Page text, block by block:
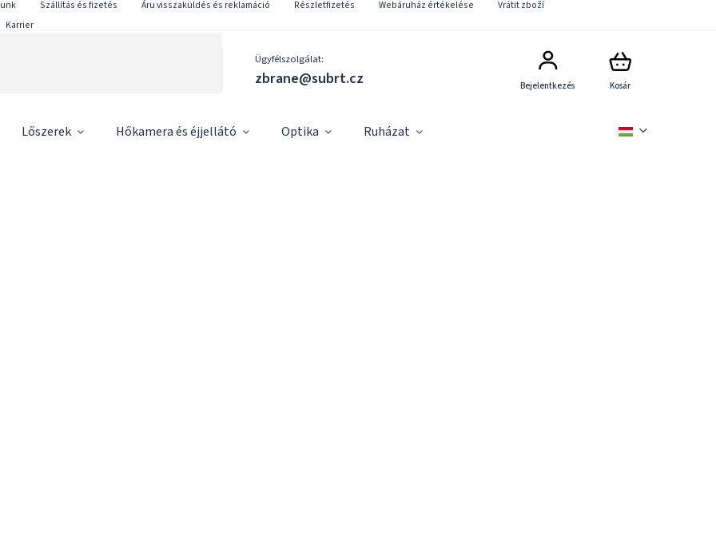
Szállítás és fizetés Áru visszaküldés és reklamáció Részletfizetés Webáruház értékelése
Vrátit zboží
Karrier
Ügyfélszolgálat:
zbrane@subrt.cz Kosár
Bejelentkezés
Lőszerek Hőkamera és éjjellátó Optika Ruházat Akciók